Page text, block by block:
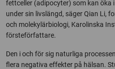
fettceller (adipocyter) som kan öka
under sin livslängd, säger Qian Li,
och molekylärbiologi, Karolinska
försteförfattare.
Den i och för sig naturliga
flera negativa effekter på hälsan.